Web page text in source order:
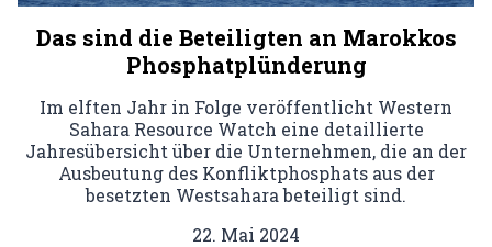
Das sind die Beteiligten an Marokkos
Phosphatplünderung
Im elften Jahr in Folge veröffentlicht Western
Sahara Resource Watch eine detaillierte
Jahresübersicht über die Unternehmen, die an der
Ausbeutung des Konfliktphosphats aus der
besetzten Westsahara beteiligt sind.
22. Mai 2024